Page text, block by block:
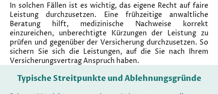
In solchen Fällen ist es wichtig, das eigene Recht auf faire
Leistung durchzusetzen. Eine frühzeitige anwaltliche
Beratung hilft, medizinische Nachweise korrekt
einzureichen, unberechtigte Kürzungen der Leistung zu
prüfen und gegenüber der Versicherung durchzusetzen. So
sichern Sie sich die Leistungen, auf die Sie nach Ihrem
Versicherungsvertrag Anspruch haben.
Typische Streitpunkte und Ablehnungsgründe